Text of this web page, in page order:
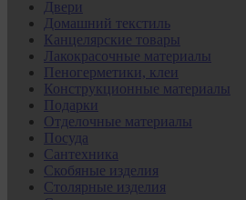
Двери
Домашний текстиль
Канцелярские товары
Лакокрасочные материалы
Пеногерметики, клеи
Конструкционные материалы
Подарки
Отделочные материалы
Посуда
Сантехника
Скобяные изделия
Столярные изделия